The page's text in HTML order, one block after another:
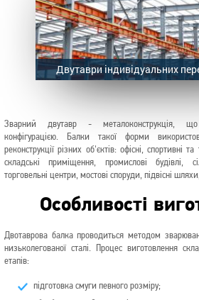
Двутаври індивідуальних
Зварний двутавр - металоконструкція, що
конфігурацією. Балки такої форми
реконструкції різних об'єктів: офісні, спортивні
складські приміщення, промислові будівлі,
торговельні центри, мостові споруди, підвісні
Особливості
Двотаврова балка проводиться методом
низьколегованої сталі. Процес виготовлення
етапів:
підготовка смуги певного розміру;